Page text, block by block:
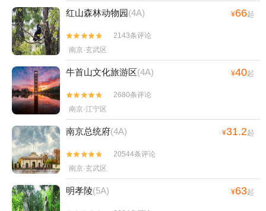
家矿山公园+南京明故宫遗址公园+夫子庙游
船(泮池码头)+达摩古洞+玄武湖游船（阳光
码头）+南京火车来斯+南京万达乐园+汤山
方山国家地质公园博物馆+汤山温泉房车营地
露天茶园温泉+雨花台游乐园+汤山矿坑公园
+南京玄武湖菱洲乐园+溧水周园+金牛湖野
生动物王国+南京师范大学+夫子庙5D光影星
空艺术馆+夫子庙秦淮风光带+南京眼步行桥
+雨花茶博物馆+雨花茶文化区+南京游子山
休闲旅游区+厚塘汤泉+南京欢乐谷+汤山一
品温泉+南京弘海温泉+南京魔都温泉+汤山
欢乐水世界+南京汤山紫清湖旅游度假区熊猫
馆+汤山涵田·臻温泉+侵华日军向新四军投降
处旧址+南京玫瑰园+金陵小城+南京市博物
馆+丽池宫韩式汗蒸温泉会馆+南京幻境世界
红山森林动物园(4A) ¥66起


2143条评论
南京·玄武区
牛首山文化旅游区(4A) ¥40起


2680条评论
南京·江宁区
南京总统府(4A) ¥31.2起


20544条评论
南京·玄武区
明孝陵(5A) ¥63起